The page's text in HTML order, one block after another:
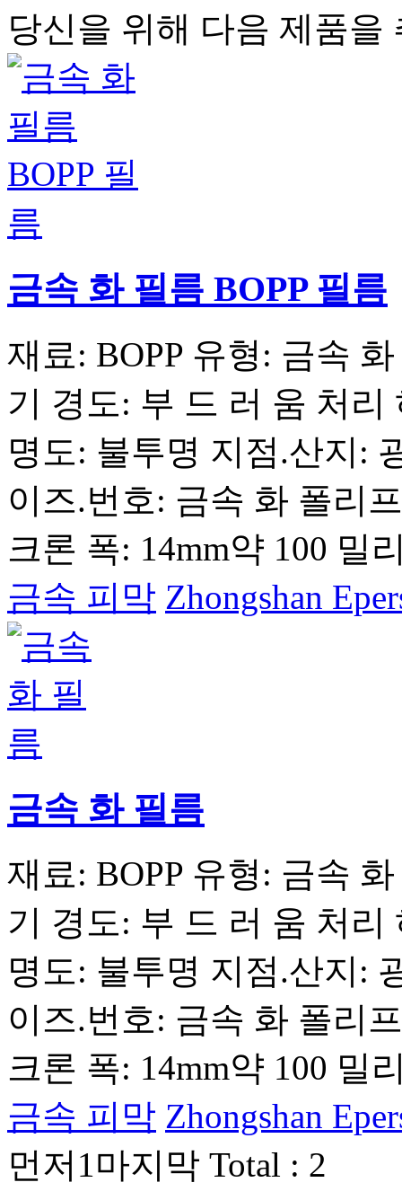
당신을 위해 다음 제품을
금속 화 필름 BOPP 필름
재료: BOPP 유형: 금속
기 경도: 부 드 러 움 처
명도: 불투명 지점.산지:
이즈.번호: 금속 화 폴리
크론 폭: 14mm약 100 밀
금속 피막 Zhongshan
금속 화 필름
재료: BOPP 유형: 금속
기 경도: 부 드 러 움 처
명도: 불투명 지점.산지:
이즈.번호: 금속 화 폴리
크론 폭: 14mm약 100 밀
금속 피막 Zhongshan
먼저 1마지막 Total : 2